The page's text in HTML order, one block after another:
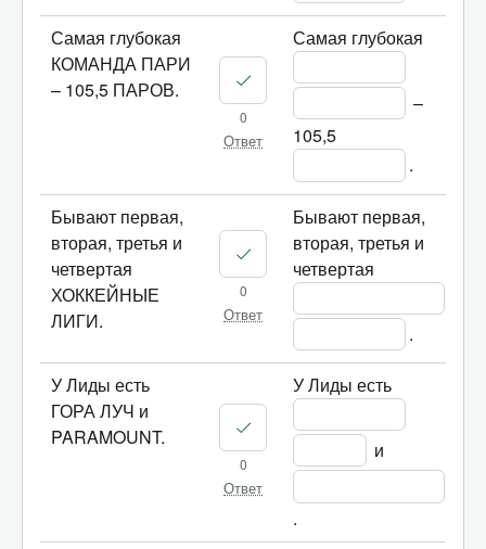
Самая глубокая
КОМАНДА ПАРИ
– 105,5 ПАРОВ.
0
Ответ
Самая глубокая
–
105,5
.
Бывают первая,
вторая, третья и
четвертая
ХОККЕЙНЫЕ
ЛИГИ.
0
Ответ
Бывают первая,
вторая, третья и
четвертая
.
У Лиды есть
ГОРА ЛУЧ и
PARAMOUNT.
0
Ответ
У Лиды есть
и
.